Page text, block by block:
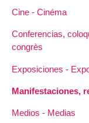
Cine - Cinéma
Conferencias,
congrès
Exposiciones -
Manifestaciones,
Medios - Medias